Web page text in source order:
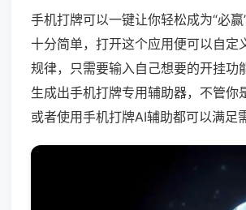
手机打牌可以一键让你轻松成为“必
十分简单，打开这个应用便可以自定
规律，只需要输入自己想要的开挂功
生成出手机打牌专用辅助器，不管你
或者使用手机打牌AI辅助都可以满足